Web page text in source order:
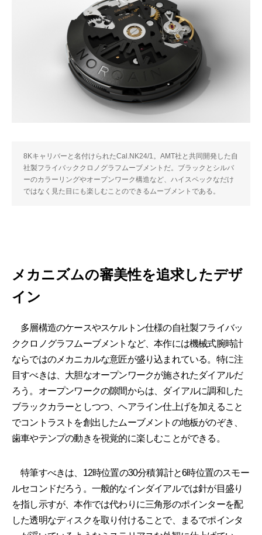
8Kキャリバーと名付けられたCal.NK24/1。AMT社と共同開発した自
社製フライバッククロノグラフムーブメントだ。ブラックとシルバ
ーのカラーリングやオープンワーク構造など、ハイスペックなだけ
ではなく見た目にも楽しむことのできるムーブメントである。
メカニズムの審美性を追求したデザ
イン
多層構造のケースやスケルトン仕様の自社製フライバッ
ククロノグラフムーブメントなど、本作には機械式腕時計
ならではのメカニカルな意匠が盛り込まれている。特に注
目すべきは、大胆なオープンワークが施されたダイアルだ
ろう。オープンワークの隙間からは、ダイアルに調和した
ブラックカラーとしつつ、ヘアライン仕上げを加えること
でコントラストを創出したムーブメントの地板がのぞき、
歯車やテンプの動きを視覚的に楽しむことができる。
特筆すべきは、12時位置の30分積算計と6時位置のスモー
ルセコンドだろう。一般的なインダイアルでは針が目盛り
を指し示すが、本作では代わりに三角形のポインターを配
した透明なディスクを取り付けることで、まるでポインタ